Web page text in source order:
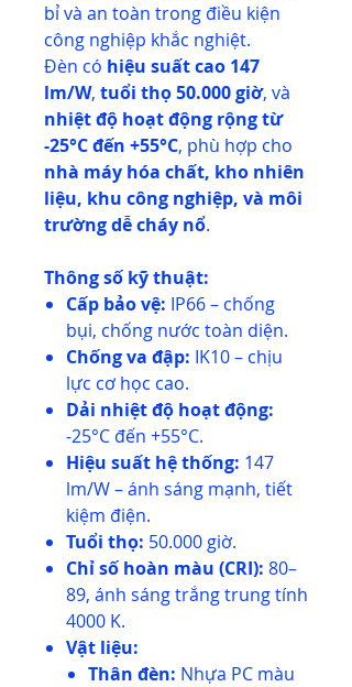
bỉ và an toàn trong điều kiện
công nghiệp khắc nghiệt.
Đèn có hiệu suất cao 147
lm/W, tuổi thọ 50.000 giờ, và
nhiệt độ hoạt động rộng từ
-25°C đến +55°C, phù hợp cho
nhà máy hóa chất, kho nhiên
liệu, khu công nghiệp, và môi
trường dễ cháy nổ.
Thông số kỹ thuật:
Cấp bảo vệ: IP66 – chống
bụi, chống nước toàn diện.
Chống va đập: IK10 – chịu
lực cơ học cao.
Dải nhiệt độ hoạt động:
-25°C đến +55°C.
Hiệu suất hệ thống: 147
lm/W – ánh sáng mạnh, tiết
kiệm điện.
Tuổi thọ: 50.000 giờ.
Chỉ số hoàn màu (CRI): 80–
89, ánh sáng trắng trung tính
4000 K.
Vật liệu:
Thân đèn: Nhựa PC màu